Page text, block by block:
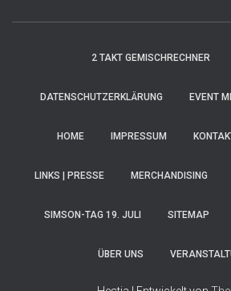
2 TAKT GEMISCHRECHNER
DATENSCHUTZERKLÄRUNG EVENT
HOME IMPRESSUM
LINKS | PRESSE MERCHANDISING
SIMSON-TAG 19. JULI SITEMAP
ÜBER UNS